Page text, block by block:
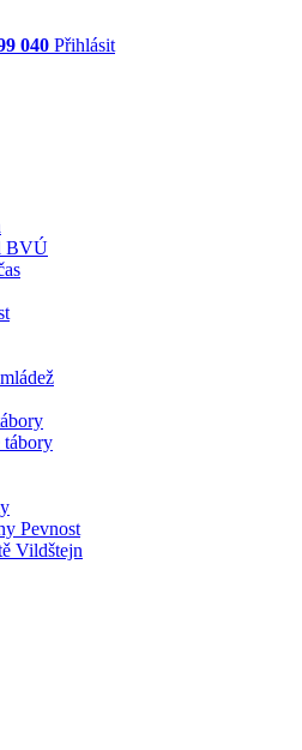
040 Přihlásit
BVÚ
tábory
Pevnost
Vildštejn